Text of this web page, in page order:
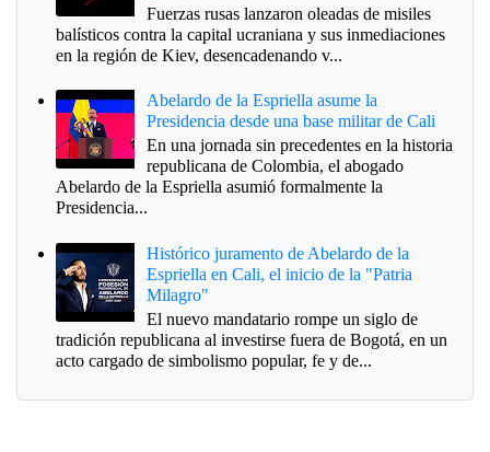
Fuerzas rusas lanzaron oleadas de misiles
balísticos contra la capital ucraniana y sus inmediaciones
en la región de Kiev, desencadenando v...
Abelardo de la Espriella asume la
Presidencia desde una base militar de Cali
En una jornada sin precedentes en la historia
republicana de Colombia, el abogado
Abelardo de la Espriella asumió formalmente la
Presidencia...
Histórico juramento de Abelardo de la
Espriella en Cali, el inicio de la "Patria
Milagro"
El nuevo mandatario rompe un siglo de
tradición republicana al investirse fuera de Bogotá, en un
acto cargado de simbolismo popular, fe y de...